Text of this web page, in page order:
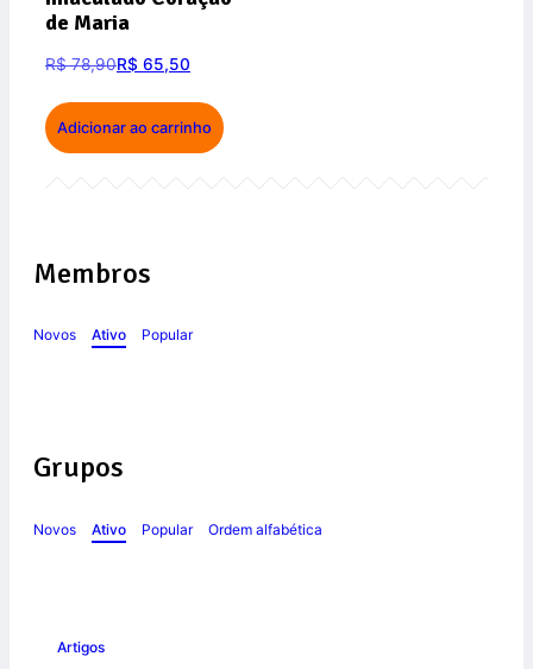
de Maria
R$78,90R$ 65,50
Adicionar ao carrinho
Membros
Novos Ativo Popular
Grupos
Novos Ativo Popular Ordem alfabética
Artigos